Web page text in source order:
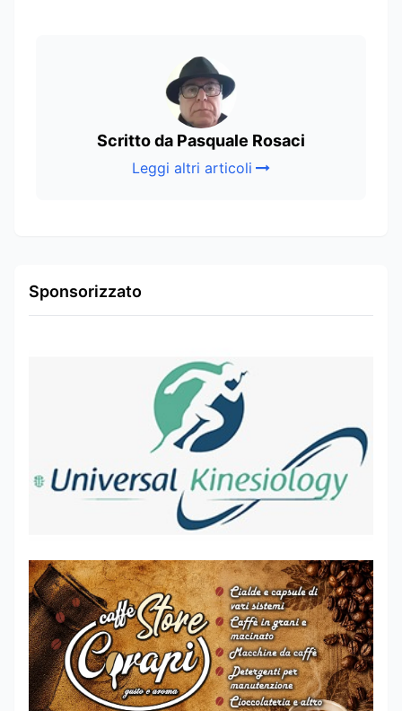
Scritto da Pasquale Rosaci
Leggi altri articoli
Sponsorizzato